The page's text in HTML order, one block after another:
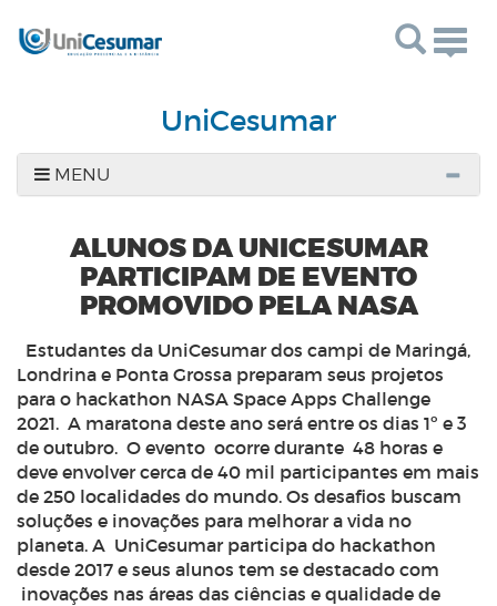
UniCesumar
MENU
ALUNOS DA UNICESUMAR
PARTICIPAM DE EVENTO
PROMOVIDO PELA NASA
Estudantes da UniCesumar dos campi de Maringá,
Londrina e Ponta Grossa preparam seus projetos
para o hackathon NASA Space Apps Challenge
2021. A maratona deste ano será entre os dias 1º e 3
de outubro. O evento ocorre durante 48 horas e
deve envolver cerca de 40 mil participantes em mais
de 250 localidades do mundo. Os desafios buscam
soluções e inovações para melhorar a vida no
planeta. A UniCesumar participa do hackathon
desde 2017 e seus alunos tem se destacado com
inovações nas áreas das ciências e qualidade de